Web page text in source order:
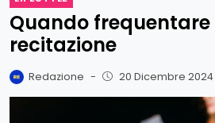
Quando frequentare
recitazione
Redazione - 20 Dicembre 2024